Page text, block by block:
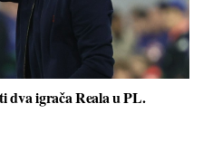
dva igrača Reala u PL.